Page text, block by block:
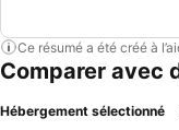
Ce résumé a été créé à
Comparer avec
Hébergement sélectionné